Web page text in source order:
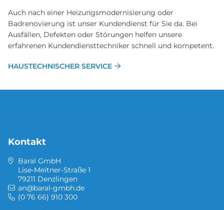
Auch nach einer Heizungsmodernisierung oder
Badrenovierung ist unser Kundendienst für Sie da. Bei
Ausfällen, Defekten oder Störungen helfen unsere
erfahrenen Kundendiensttechniker schnell und kompetent.
HAUSTECHNISCHER SERVICE
Kontakt
Baral GmbH
Lise-Meitner-Straße 1
79211 Denzlingen
an@baral-gmbh.de
(0 76 66) 910 300